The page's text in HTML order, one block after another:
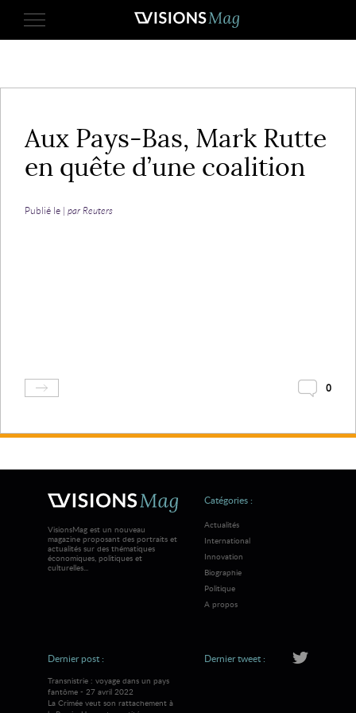
Aux Pays-Bas, Mark Rutte
en quête d’une coalition
Publié le | par Reuters
0
VisionsMag est un nouveau
magazine proposant des portraits et
actualités sur des thématiques
économiques, politiques et
culturelles...
Catégories :
Actualités
International
Innovation
Biographie
Politique
A propos
Dernier post :
Transnistrie : voyage dans un pays
fantôme - 27 avril 2022
La Crimée veut son rattachement à
Dernier tweet :